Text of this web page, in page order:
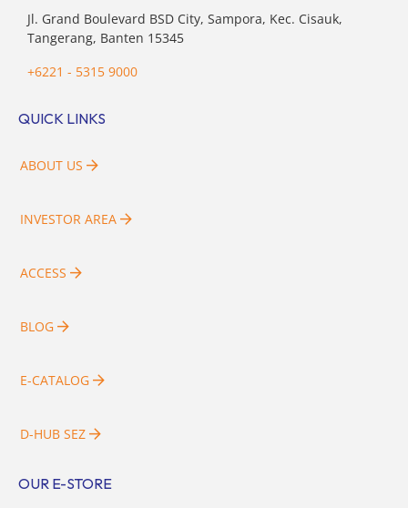
Jl. Grand Boulevard BSD City, Sampora, Kec. Cisauk,
Tangerang, Banten 15345
+6221 - 5315 9000
QUICK LINKS
ABOUT US
INVESTOR AREA
ACCESS
BLOG
E-CATALOG
D-HUB SEZ
OUR E-STORE